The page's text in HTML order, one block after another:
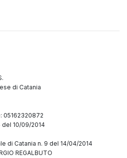
di Catania
05162320872
del 10/09/2014
di Catania n. 9 del 14/04/2014
REGALBUTO